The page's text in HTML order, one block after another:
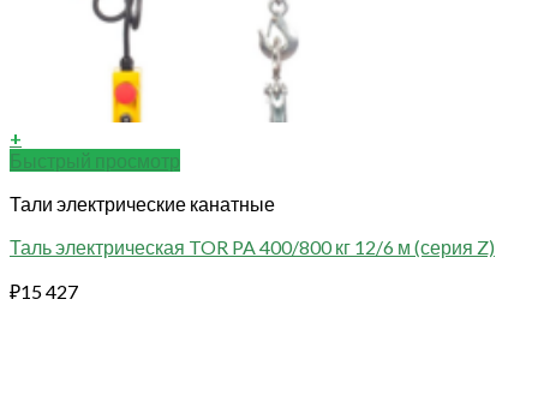
+
Быстрый просмотр
Тали электрические канатные
Таль электрическая TOR PA 400/800 кг 12/6 м (серия Z)
₽15 427